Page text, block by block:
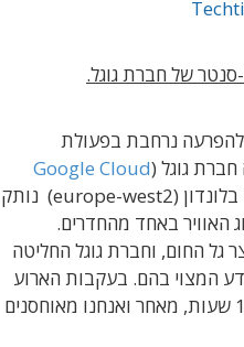
של חברת גוגל.
להפרעה נרחבת בפעולת
גוגל (Google Cloud
), אשר מרכז שירותי הענן שלה בלונדון (europe-west2) נותק
האוויר באחד מהחדרים.
גל החום, וחברת גוגל החליטה
המצוי בהם. בעקבות הארוע
נותק Techtime מהאינטרנט למשך כ-12 שעות, מאחר ואנחנו מאוחסנים